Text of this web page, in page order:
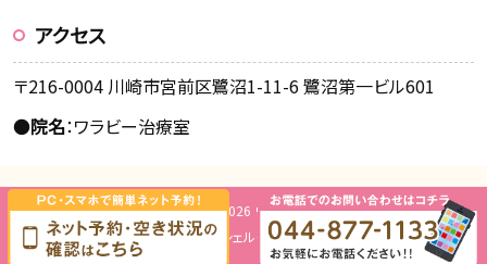
アクセス
〒216-0004 川崎市宮前区鷺沼1-11-6 鷺沼第一ビル601
●院名：ワラビー治療室
Copyright © 2026 ワラビー治療室.
Design byミッシェル・グリーン